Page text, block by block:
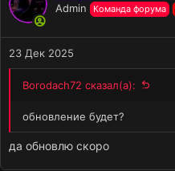
Admin Команда форума
23 Дек 2025
Borodach72 сказал(а):
обновление будет?
да обновлю скоро